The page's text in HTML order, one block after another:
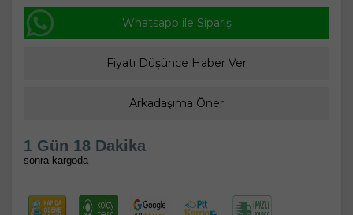
Whatsapp ile Sipariş
Fiyatı Düşünce Haber Ver
Arkadaşıma Öner
1 Gün 18 Dakika
sonra kargoda